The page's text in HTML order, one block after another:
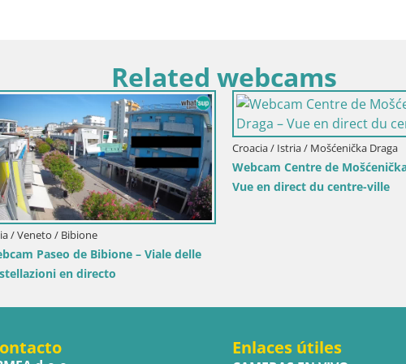
Related webcams
/ Lika-Senj / Senj
en directo – Parque de los Escritores
de Velebit
Enlaces útiles